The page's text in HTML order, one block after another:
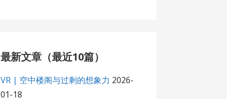
最新文章（最近10篇）
VR | 空中楼阁与过剩的想象力 2026-
01-18